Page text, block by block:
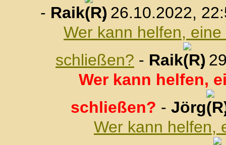
- Raik
, 26.10.2022,
Wer kann helfen,
schließen? - Raik
,
Wer kann helfen,
schließen? - Jörg
Wer kann helfen,